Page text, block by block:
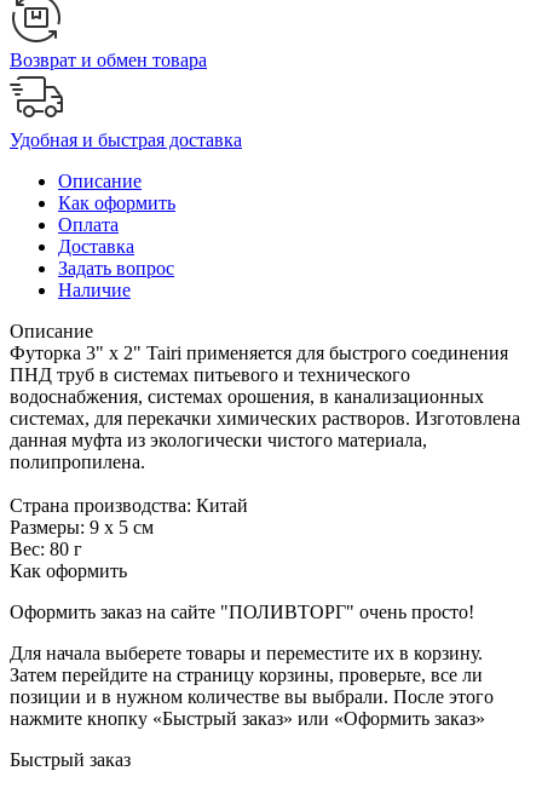
Возврат и обмен товара
Удобная и быстрая доставка
Описание
Как оформить
Оплата
Доставка
Задать вопрос
Наличие
Описание
Футорка 3" х 2" Tairi применяется для быстрого соединения
ПНД труб в системах питьевого и технического
водоснабжения, системах орошения, в канализационных
системах, для перекачки химических растворов. Изготовлена
данная муфта из экологически чистого материала,
полипропилена.
Страна производства: Китай
Размеры: 9 х 5 см
Вес: 80 г
Как оформить
Оформить заказ на сайте "ПОЛИВТОРГ" очень просто!
Для начала выберете товары и переместите их в корзину.
Затем перейдите на страницу корзины, проверьте, все ли
позиции и в нужном количестве вы выбрали. После этого
нажмите кнопку «Быстрый заказ» или «Оформить заказ»
Быстрый заказ